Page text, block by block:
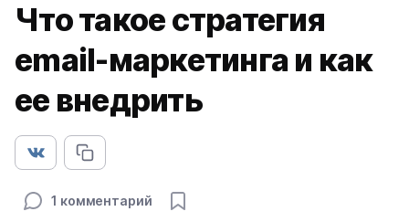
Что такое стратегия
email-маркетинга и как
ее внедрить
1 комментарий